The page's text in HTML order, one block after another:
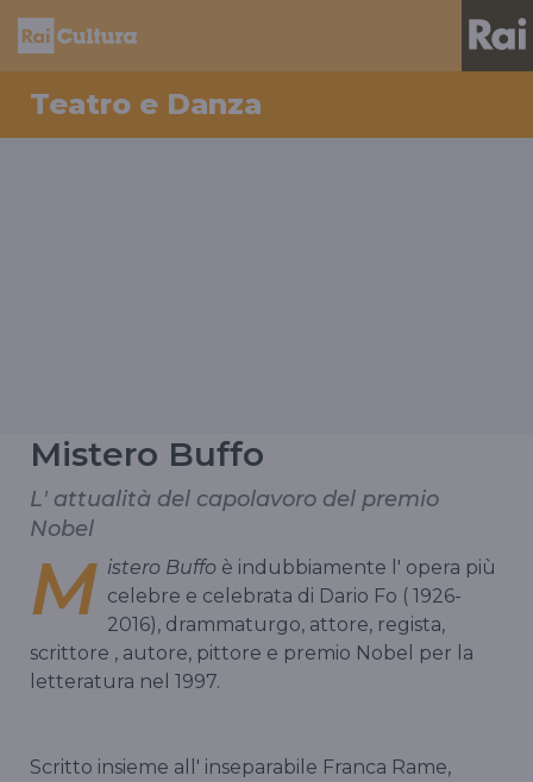
Teatro e Danza
Mistero Buffo
L' attualità del capolavoro del premio
Nobel
M istero Buffo è indubbiamente l' opera più
celebre e celebrata di Dario Fo ( 1926-
2016), drammaturgo, attore, regista,
scrittore , autore, pittore e premio Nobel per la
letteratura nel 1997.
Scritto insieme all' inseparabile Franca Rame,